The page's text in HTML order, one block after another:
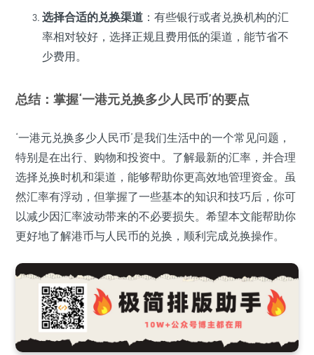
选择合适的兑换渠道 ：有些银行或者兑换机构的汇
率相对较好，选择正规且费用低的渠道，能节省不
少费用。
总结：掌握‘一港元兑换多少人民币’的要点
‘一港元兑换多少人民币’是我们生活中的一个常见问题，
特别是在出行、购物和投资中。了解最新的汇率，并合理
选择兑换时机和渠道，能够帮助你更高效地管理资金。虽
然汇率有浮动，但掌握了一些基本的知识和技巧后，你可
以减少因汇率波动带来的不必要损失。希望本文能帮助你
更好地了解港币与人民币的兑换，顺利完成兑换操作。